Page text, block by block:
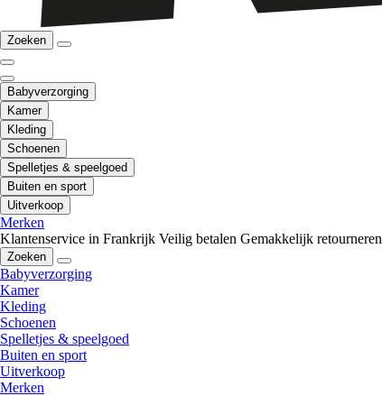
Zoeken
Babyverzorging
Kamer
Kleding
Schoenen
Spelletjes & speelgoed
Buiten en sport
Uitverkoop
Merken
Klantenservice in Frankrijk Veilig betalen Gemakkelijk retourneren
Zoeken
Babyverzorging
Kamer
Kleding
Schoenen
Spelletjes & speelgoed
Buiten en sport
Uitverkoop
Merken